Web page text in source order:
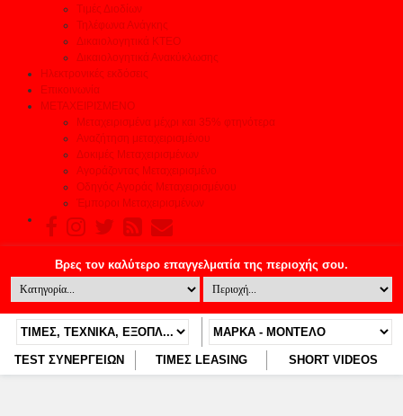
Τιμές Διοδίων
Τηλέφωνα Ανάγκης
Δικαιολογητικά ΚΤΕΟ
Δικαιολογητικά Ανακύκλωσης
Ηλεκτρονικές εκδόσεις
Επικοινωνία
ΜΕΤΑΧΕΙΡΙΣΜΕΝΟ
Μεταχειρισμένα μέχρι και 35% φτηνότερα
Αναζήτηση μεταχειρισμένου
Δοκιμές Μεταχειρισμένων
Αγοράζοντας Μεταχειρισμένο
Οδηγός Αγοράς Μεταχειρισμένου
Έμποροι Μεταχειρισμένων
TEST ΣΥΝΕΡΓΕΙΩΝ ΤΙΜΕΣ LEASING SHORT VIDEOS